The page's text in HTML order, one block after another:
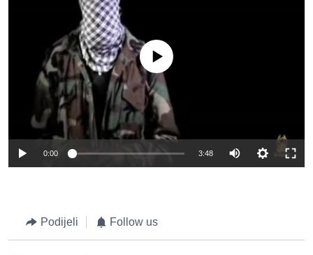
No media source currently available
0:00 3:48
Podijeli Follow us